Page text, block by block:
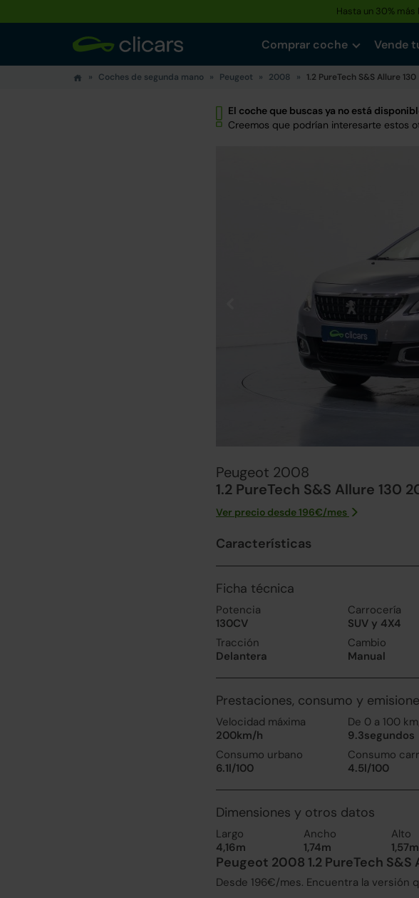
Reserva
Comprar coche Vende
Coches de segunda mano Peugeot 2008 1.2 PureTech S&S Allure 130
El coche que buscas ya no está
Creemos que podrían interesarte estos
Peugeot 2008
1.2 PureTech S&S Allure 130
Ver precio desde196€/mes
Características
Ficha técnica
Potencia
130CV
Carrocería
SUV y 4X4
Tracción
Delantera
Cambio
Manual
Prestaciones, consumo y
Velocidad máxima
200km/h
De 0 a 100
9.3segundos
Consumo urbano
6.1l/100
Consumo
4.5l/100
Dimensiones y otros datos
Largo
4,16m
Ancho
1,74m
Alto
1,57m
Peugeot 2008 1.2 PureTech
Desde 196€/mes. Encuentra la versión